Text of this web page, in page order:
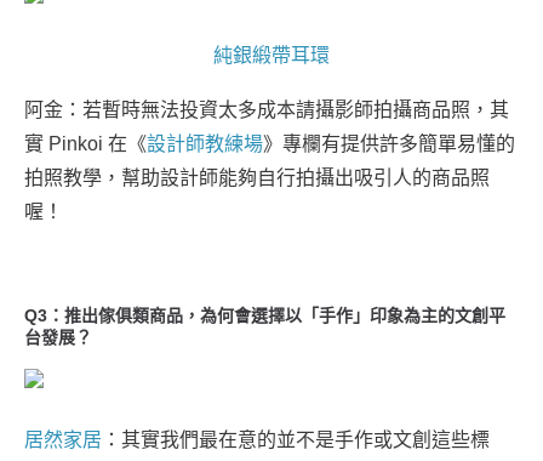
純銀緞帶耳環
阿金：若暫時無法投資太多成本請攝影師拍攝商品照，其
實 Pinkoi 在《設計師教練場》專欄有提供許多簡單易懂的
拍照教學，幫助設計師能夠自行拍攝出吸引人的商品照
喔！
Q3：推出傢俱類商品，為何會選擇以「手作」印象為主的文創平
台發展？
居然家居 ：其實我們最在意的並不是手作或文創這些標